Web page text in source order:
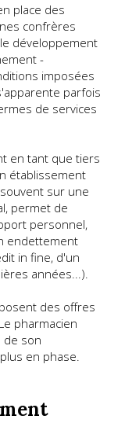
place des
confrères
développement
-
imposées
parfois
de services
en tant que tiers
établissement
sur une
permet de
personnel,
endettement
in fine, d'un
années...).
des offres
pharmacien
de son
en phase.